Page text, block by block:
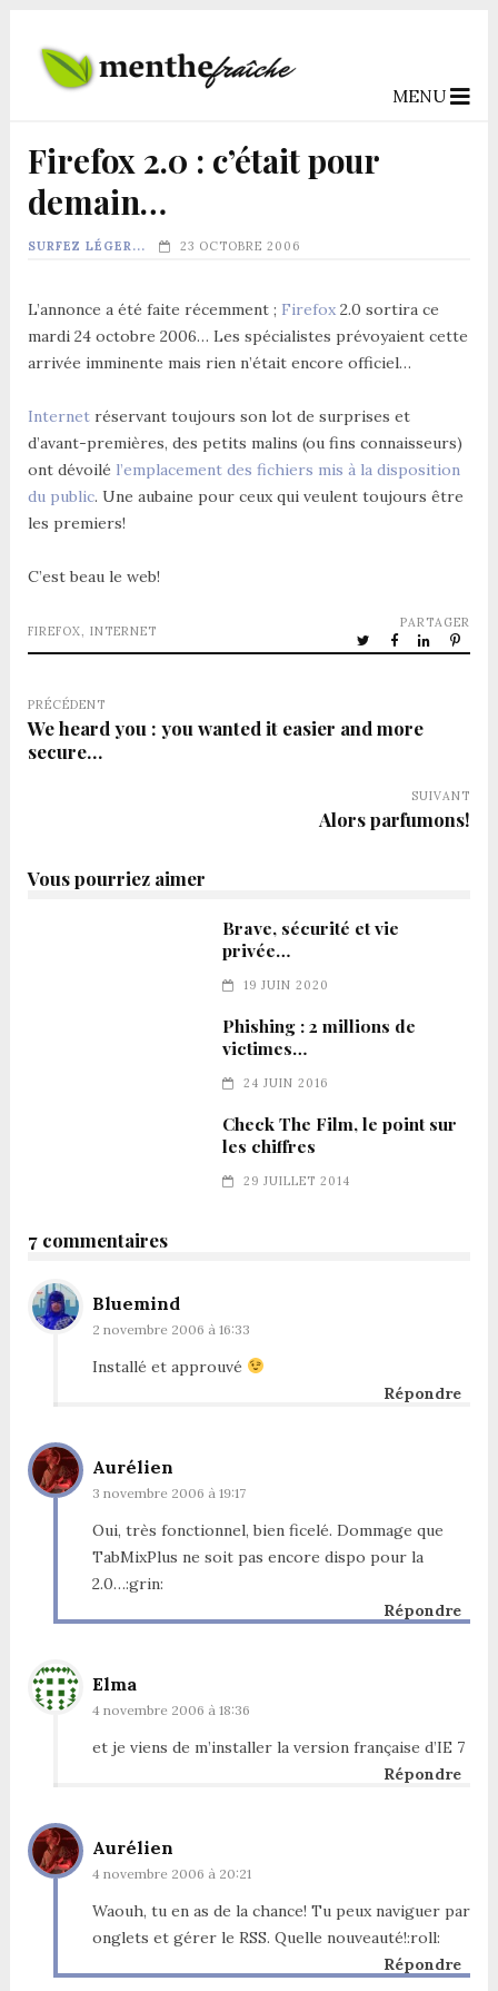
MENU
Firefox 2.0 : c’était pour
demain…
SURFEZ LÉGER... 23 OCTOBRE 2006
L’annonce a été faite récemment ; Firefox2.0 sortira ce
mardi 24 octobre 2006… Les spécialistes prévoyaient cette
arrivée imminente mais rien n’était encore officiel…
Internetréservant toujours son lot de surprises et
d’avant-premières, des petits malins (ou fins connaisseurs)
ont dévoilé l’emplacement des fichiers mis à la disposition
du public. Une aubaine pour ceux qui veulent toujours être
les premiers!
C’est beau le web!
FIREFOX, INTERNET
PARTAGER
PRÉCÉDENT
We heard you : you wanted it easier and more
secure…
SUIVANT
Alors parfumons!
Vous pourriez aimer
Brave, sécurité et vie
privée…
19 JUIN 2020
Phishing : 2 millions de
victimes…
24 JUIN 2016
Check The Film, le point sur
les chiffres
29 JUILLET 2014
7 commentaires
Bluemind
2 novembre 2006 à 16:33
Installé et approuvé
Répondre
Aurélien
3 novembre 2006 à 19:17
Oui, très fonctionnel, bien ficelé. Dommage que
TabMixPlus ne soit pas encore dispo pour la
2.0…:grin:
Répondre
Elma
4 novembre 2006 à 18:36
et je viens de m’installer la version française d’IE 7
Répondre
Aurélien
4 novembre 2006 à 20:21
Waouh, tu en as de la chance! Tu peux naviguer par
onglets et gérer le RSS. Quelle nouveauté!:roll:
Répondre